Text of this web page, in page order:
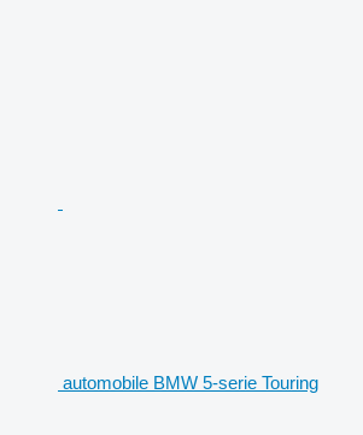
automobile BMW 5-serie Touring